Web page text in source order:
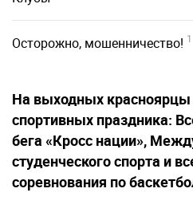
Осторожно, мошенничество! 1
На выходных красноярцы
спортивных праздника:
бега «Кросс нации»,
студенческого спорта и
соревнования по